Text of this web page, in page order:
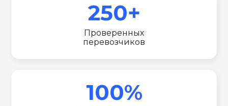
250+
Проверенных
перевозчиков
100%